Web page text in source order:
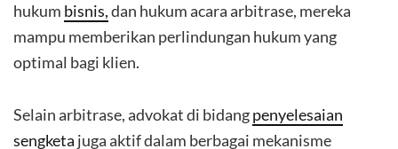
hukum bisnis,dan hukum acara arbitrase, mereka
mampu memberikan perlindungan hukum yang
optimal bagi klien.
Selain arbitrase, advokat di bidangpenyelesaian
sengketa juga aktif dalam berbagai mekanisme